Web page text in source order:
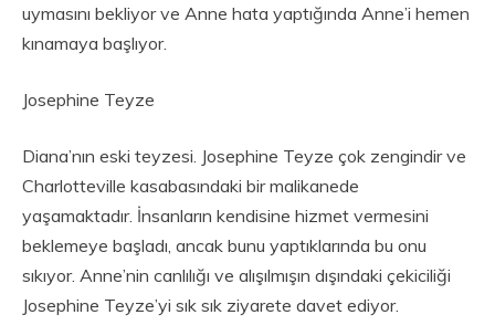
uymasını bekliyor ve Anne hata yaptığında Anne’i hemen
kınamaya başlıyor.
Josephine Teyze
Diana’nın eski teyzesi. Josephine Teyze çok zengindir ve
Charlotteville kasabasındaki bir malikanede
yaşamaktadır. İnsanların kendisine hizmet vermesini
beklemeye başladı, ancak bunu yaptıklarında bu onu
sıkıyor. Anne’nin canlılığı ve alışılmışın dışındaki çekiciliği
Josephine Teyze’yi sık sık ziyarete davet ediyor.